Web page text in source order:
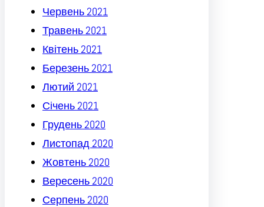
Червень 2021
Травень 2021
Квітень 2021
Березень 2021
Лютий 2021
Січень 2021
Грудень 2020
Листопад 2020
Жовтень 2020
Вересень 2020
Серпень 2020